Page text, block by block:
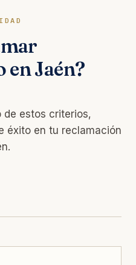
en Jaén?
de estos criterios,
éxito en tu reclamación